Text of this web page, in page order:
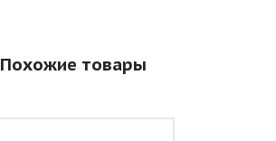
Похожие товары